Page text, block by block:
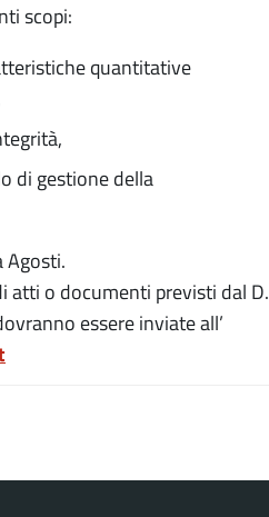
scopi:
quantitative
di gestione della
Agosti.
atti o documenti previsti dal D.
essere inviate all’